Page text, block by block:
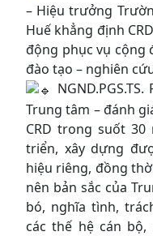
– Hiệu trưởng
Huế khẳng định
động phục vụ cộng
đào tạo – nghiên
Trung tâm – đánh
CRD trong suốt
triển, xây dựng
hiệu riêng, đồng
nên bản sắc của
bó, nghĩa tình,
các thế hệ cán